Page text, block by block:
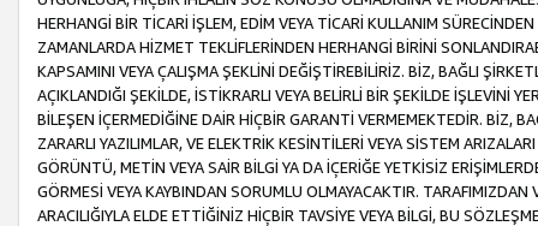
HERHANGİ BİR TİCARİ İŞLEM, EDİM VEYA TİCARİ KULLANIM
ZAMANLARDA HİZMET TEKLİFLERİNDEN HERHANGİ BİRİNİ
KAPSAMINI VEYA ÇALIŞMA ŞEKLİNİ DEĞİŞTİREBİLİRİZ. BİZ, BAĞLI
AÇIKLANDIĞI ŞEKİLDE, İSTİKRARLI VEYA BELİRLİ BİR ŞEKİLDE İŞLEVİNİ
BİLEŞEN İÇERMEDİĞİNE DAİR HİÇBİR GARANTİ VERMEMEKTEDİR. BİZ,
ZARARLI YAZILIMLAR, VE ELEKTRİK KESİNTİLERİ VEYA SİSTEM
GÖRÜNTÜ, METİN VEYA SAİR BİLGİ YA DA İÇERİĞE YETKİSİZ
GÖRMESİ VEYA KAYBINDAN SORUMLU OLMAYACAKTIR.
ARACILIĞIYLA ELDE ETTİĞİNİZ HİÇBİR TAVSİYE VEYA BİLGİ, BU